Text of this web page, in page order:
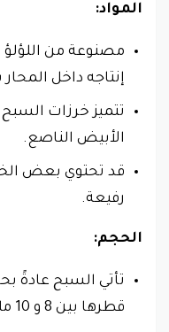
المواد:
مصنوعة من اللؤلؤ
إنتاجه داخل
تتميز خرزات
الأبيض الناصع.
قد تحتوي بعض
رفيعة.
الحجم:
تأتي السبح عادةً
قطرها بين 8 و 10 ملم.